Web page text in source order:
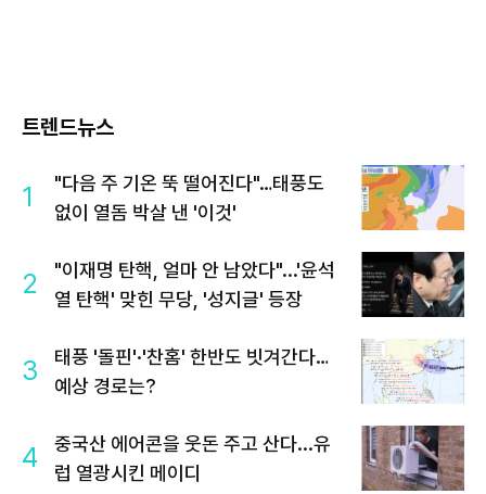
트렌드뉴스
1
"다음 주 기온 뚝 떨어진다"…태풍도
없이 열돔 박살 낸 '이것'
2
"이재명 탄핵, 얼마 안 남았다"...'윤석
열 탄핵' 맞힌 무당, '성지글' 등장
3
태풍 '돌핀'·'찬홈' 한반도 빗겨간다…
예상 경로는?
4
중국산 에어콘을 웃돈 주고 산다...유
럽 열광시킨 메이디